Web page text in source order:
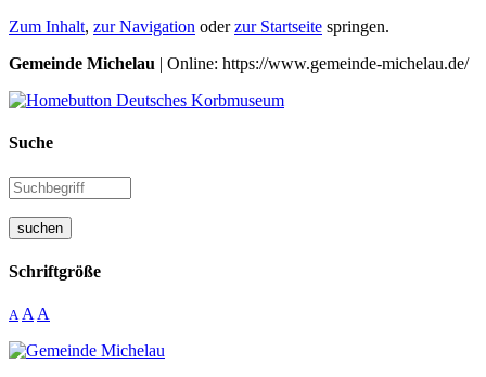
Zum Inhalt, zur Navigation oderzur Startseite springen.
Gemeinde Michelau | Online: https://www.gemeinde-michelau.de/
Suche
suchen
Schriftgröße
A A A